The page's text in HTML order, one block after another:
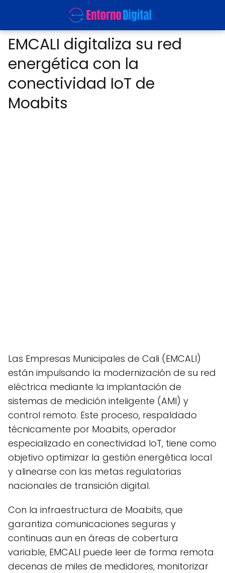
EMCALI digitaliza su red
energética con la
conectividad IoT de
Moabits
Las Empresas Municipales de Cali (EMCALI)
están impulsando la modernización de su red
eléctrica mediante la implantación de
sistemas de medición inteligente (AMI) y
control remoto. Este proceso, respaldado
técnicamente por Moabits, operador
especializado en conectividad IoT, tiene como
objetivo optimizar la gestión energética local
y alinearse con las metas regulatorias
nacionales de transición digital.
Con la infraestructura de Moabits, que
garantiza comunicaciones seguras y
continuas aun en áreas de cobertura
variable, EMCALI puede leer de forma remota
decenas de miles de medidores, monitorizar